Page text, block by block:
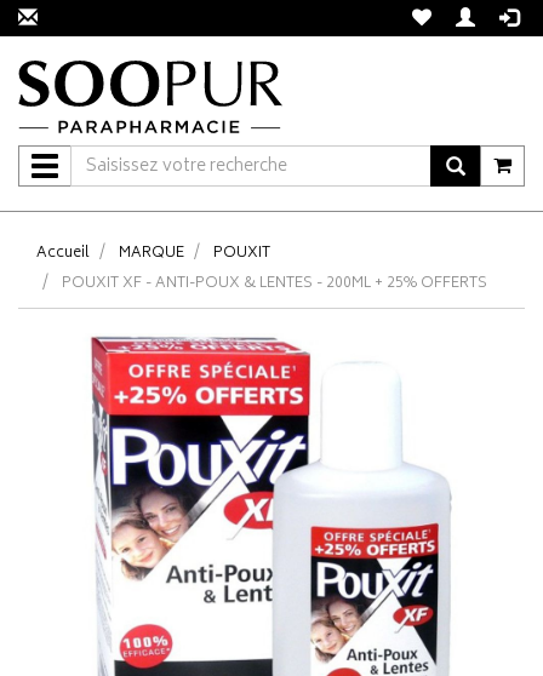
Navigation
Accueil MARQUE
POUXIT
POUXIT XF - ANTI-POUX & LENTES - 200ML + 25% OFFERTS